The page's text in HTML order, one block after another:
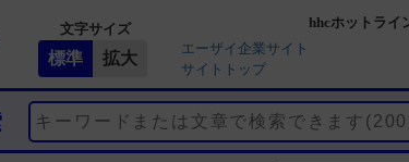
文字サイズ
エーザイ企業サイト
サイトトップ
hhcホットライ